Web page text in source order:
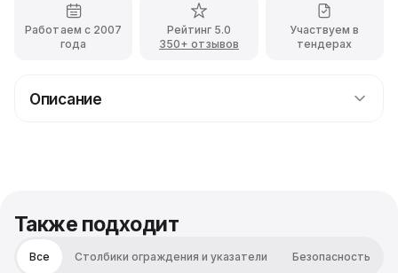
Работаем с 2007
года
Рейтинг 5.0
350+ отзывов
Участвуем в
тендерах
Описание
Модель оснащена удобной и надёжной подставкой,
которая крепится к стопе. Благодаря этому манекену
Также подходит
Все Столбики ограждения и указатели Безопасность